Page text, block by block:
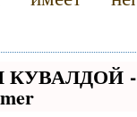
КУВАЛДОЙ -